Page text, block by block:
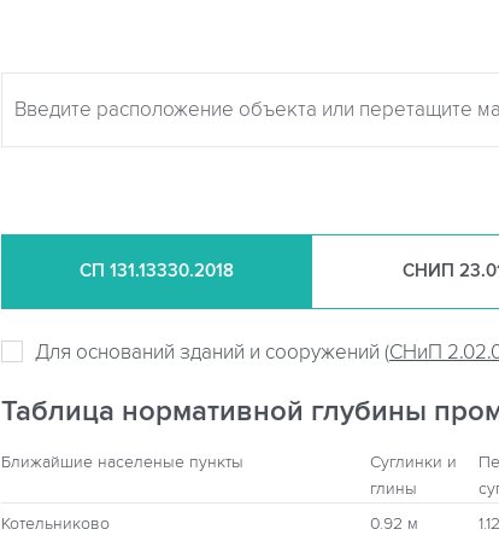
СП 131.13330.2018 СНИП
Для оснований зданий и сооружений (СНиП
Таблица нормативной глубины
Ближайшие населеные пункты
Суглинки и
глины
Котельниково
0.92 м